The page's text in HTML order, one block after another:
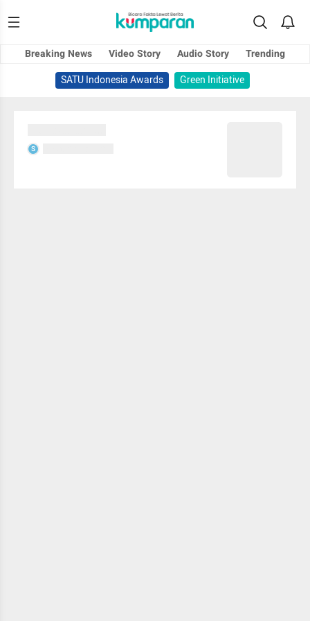
Breaking News Video Story Audio Story
Trending
SATU Indonesia Awards
Green Initiative
S